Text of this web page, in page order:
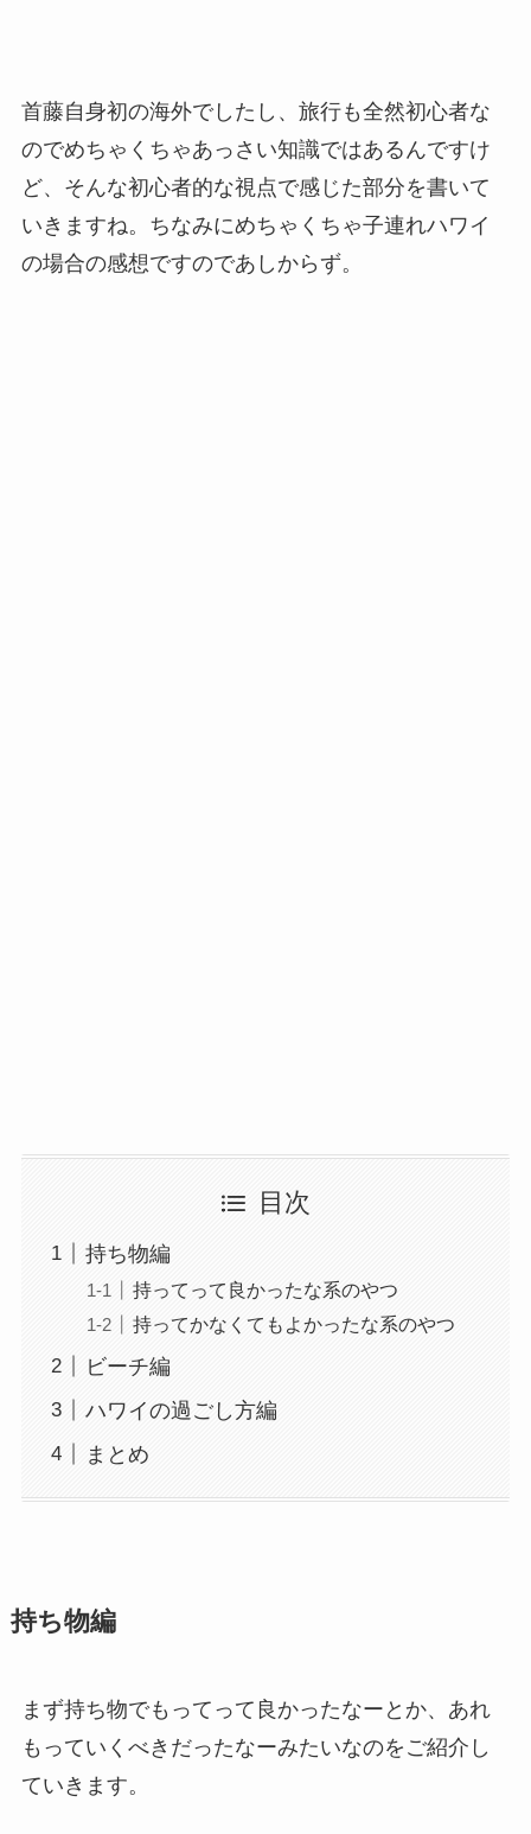
首藤自身初の海外でしたし、旅行も全然初心者な
のでめちゃくちゃあっさい知識ではあるんですけ
ど、そんな初心者的な視点で感じた部分を書いて
いきますね。ちなみにめちゃくちゃ子連れハワイ
の場合の感想ですのであしからず。
目次
持ち物編
持ってって良かったな系のやつ
持ってかなくてもよかったな系のやつ
ビーチ編
ハワイの過ごし方編
まとめ
持ち物編
まず持ち物でもってって良かったなーとか、あれ
もっていくべきだったなーみたいなのをご紹介し
ていきます。